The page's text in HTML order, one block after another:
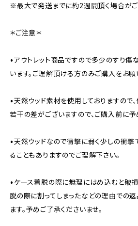
※最大で発送までに約2週間頂く場合がご
＊ご注意＊
•アウトレット商品ですので多少のすり傷
います。ご理解頂ける方のみご購入をお願
•天然ウッド素材を使用しておりますので
若干の差がございますので、ご購入前に予
•天然ウッドなので衝撃に弱く少しの衝撃
ることもありますのでご理解下さい。
•ケース着脱の際に無理にはめ込むと破損
脱の際に割ってしまったなどの理由での
ます。予めご了承くださいませ。